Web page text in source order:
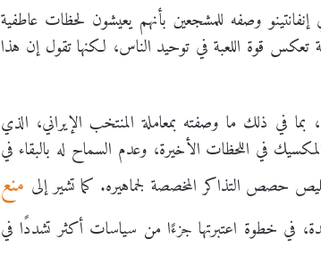
وصفه للمشجعين بأنهم يعيشون لحظات عاطفية
تعكس قوة اللعبة في توحيد الناس، لكنها تقول إن هذا
في ذلك ما وصفته بمعاملة المنتخب الإيراني، الذي
في اللحظات الأخيرة، وعدم السماح له بالبقاء في
حصص التذاكر المخصصة لجماهيره. كما تشير إلى منع
في خطوة اعتبرتها جزءًا من سياسات أكثر تشددًا في